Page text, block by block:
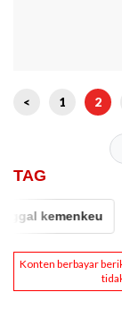
< 1 2
TAG
kemenkeu